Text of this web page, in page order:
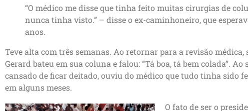
“O médico me disse que tinha feito muitas cirurgias de
nunca tinha visto.” – disse o ex-caminhoneiro, que
anos.
Teve alta com três semanas. Ao retornar para a revisão médica,
Gerard bateu em sua coluna e falou: “Tá boa, tá bem colada”. Ao
cansado de ficar deitado, ouviu do médico que tudo tinha sido
em alguns meses.
O fato de ser o